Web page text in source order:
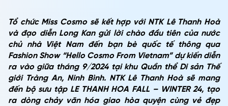
Tổ chức Miss Cosmo sẽ kết hợp với NTK Lê Thanh Hoà
và đạo diễn Long Kan gửi lời chào đầu tiên của nước
chủ nhà Việt Nam đến bạn bè quốc tế thông qua
Fashion Show “Hello Cosmo From Vietnam” dự kiến diễn
ra vào giữa tháng 9/2024 tại khu Quần thể Di sản Thế
giới Tràng An, Ninh Bình. NTK Lê Thanh Hoà sẽ mang
đến bộ sưu tập LE THANH HOA FALL – WINTER 24, tạo
ra dòng chảy văn hóa giao hòa quyện cùng vẻ đẹp